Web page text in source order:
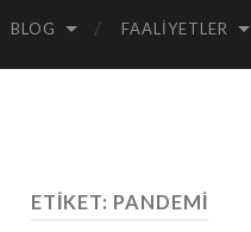
BLOG FAALIYETLER
ETIKET: PANDEMI